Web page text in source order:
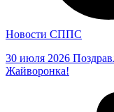
Новости СППС
30 июля 2026
Жайворонка!